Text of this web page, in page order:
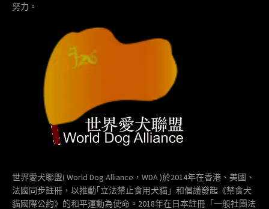
努力。
世界愛犬聯盟( World Dog Alliance，WDA )於2014年在香港、美國、
法國同步註冊，以推動｢立法禁止食用犬貓」和倡議發起《禁食犬
貓國際公約》的和平運動為使命。2018年在日本註冊「一般社團法